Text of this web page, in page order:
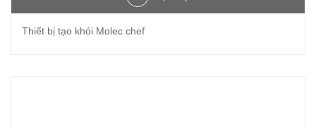
Thiết bị tạo khói Molec chef